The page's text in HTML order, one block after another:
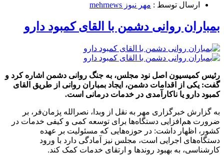
ارسال توسط : مهر نیوز mehrnews
بمباران روانی دشمن با القای کمبود دارو
رئیس کمیسیون اصل نود مجلس، به جنگ روانی دشمن اشاره کرد و
گفت: یکی از اقدامات دشمن، ایجاد بمباران روانی از طریق القای
کمبود دارو یا ناکارآمدی در خدمات درمانی است.
به گزارش خبرگزاری مهر به نقل از وبدا، نصرالله پژمان‌فر، بر
ضرورت هم‌افزایی دستگاه‌ها برای توسعه کمی و کیفی خدمات در
کشور، اظهار داشت: در حوزه‌هایی که مسئولیت بر عهده
دستگاه‌های اجرایی است، مجلس نیز آمادگی دارد با ورود
کارشناسی، به بهبود روندها و ارتقای خدمات کمک کند.